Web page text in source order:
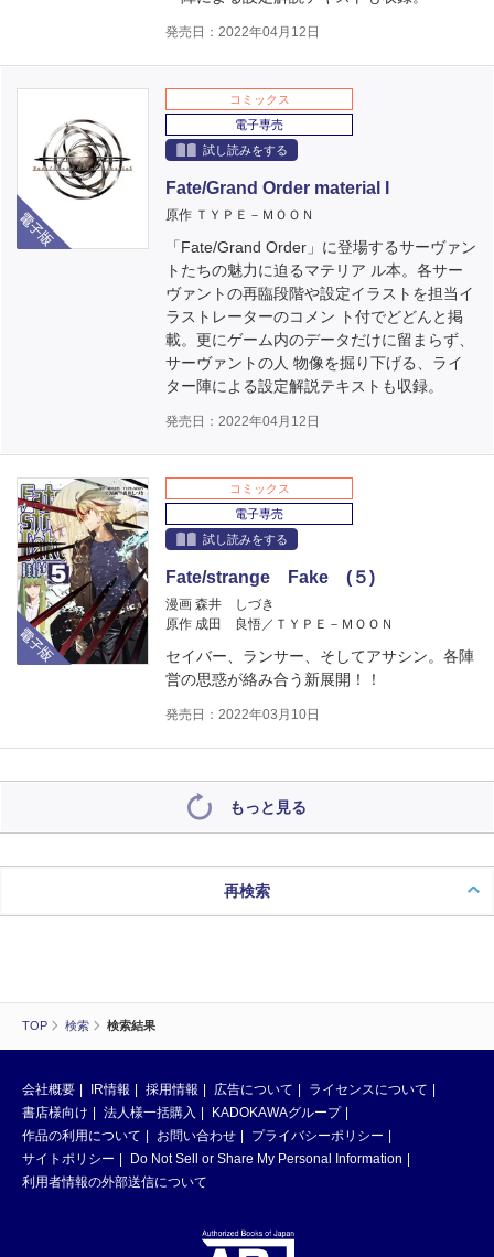
TOP 検索 検索結果
発売日：2022年04月12日
電子版
コミックス
電子専売
試し読みをする
Fate/Grand Order material I
原作 ＴＹＰＥ－ＭＯＯＮ
「Fate/Grand Order」に登場するサーヴァン
トたちの魅力に迫るマテリア ル本。各サー
ヴァントの再臨段階や設定イラストを担当イ
ラストレーターのコメン ト付でどどんと掲
載。更にゲーム内のデータだけに留まらず、
サーヴァントの人 物像を掘り下げる、ライ
ター陣による設定解説テキストも収録。
発売日：2022年04月12日
電子版
コミックス
電子専売
試し読みをする
Fate/strange Fake (５)
漫画 森井 しづき
原作 成田 良悟／ＴＹＰＥ－ＭＯＯＮ
セイバー、ランサー、そしてアサシン。各陣
営の思惑が絡み合う新展開！！
発売日：2022年03月10日
もっと見る
再検索
会社概要 IR情報 採用情報 広告について
ライセンスについて
書店様向け
法人様一括購入
KADOKAWAグループ
作品の利用について
お問い合わせ
プライバシーポリシー
サイトポリシー
Do Not Sell or Share My Personal Information
利用者情報の外部送信について